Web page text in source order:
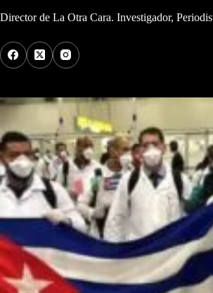
Director de La Otra Cara. Investigador,